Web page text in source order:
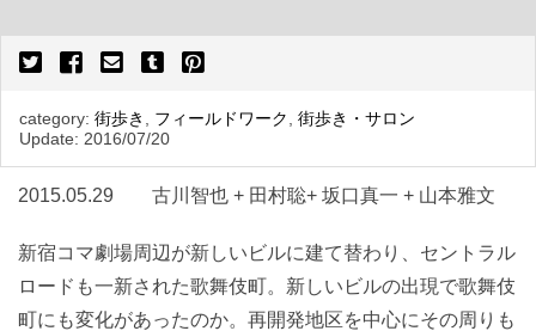
category: 街歩き , フィールドワーク , 街歩き・サロン
Update: 2016/07/20
2015.05.29 古川智也 + 田村聡+ 坂口真一 + 山本雅文
新宿コマ劇場周辺が新しいビルに建て替わり、セントラル
ロードも一新された歌舞伎町。新しいビルの出現で歌舞伎
町にも変化があったのか。再開発地区を中心にその周りも